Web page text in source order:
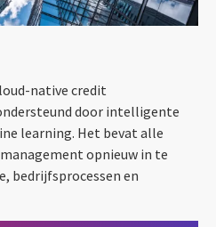
native credit
door intelligente
learning. Het bevat alle
opnieuw in te
bedrijfsprocessen en